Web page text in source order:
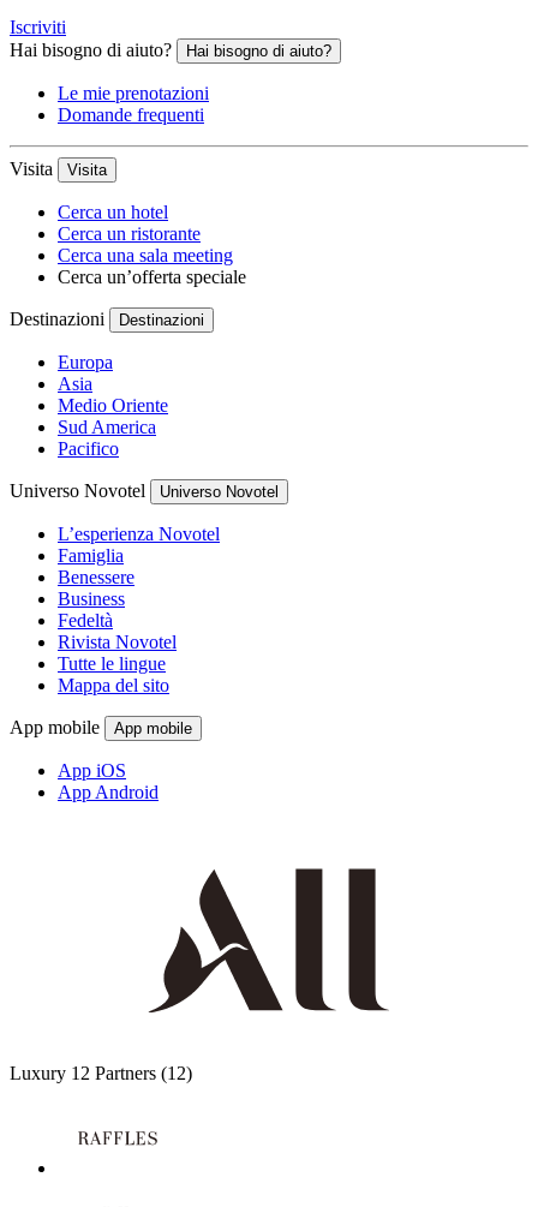
Iscriviti
Hai bisogno di aiuto?
Hai bisogno di aiuto?
Le mie prenotazioni
Domande frequenti
Visita Visita
Cerca un hotel
Cerca un ristorante
Cerca una sala meeting
Cerca un’offerta speciale
Destinazioni Destinazioni
Europa
Asia
Medio Oriente
Sud America
Pacifico
Universo Novotel Universo Novotel
L’esperienza Novotel
Famiglia
Benessere
Business
Fedeltà
Rivista Novotel
Tutte le lingue
Mappa del sito
App mobile App mobile
App iOS
App Android
Luxury 12 Partners (12)